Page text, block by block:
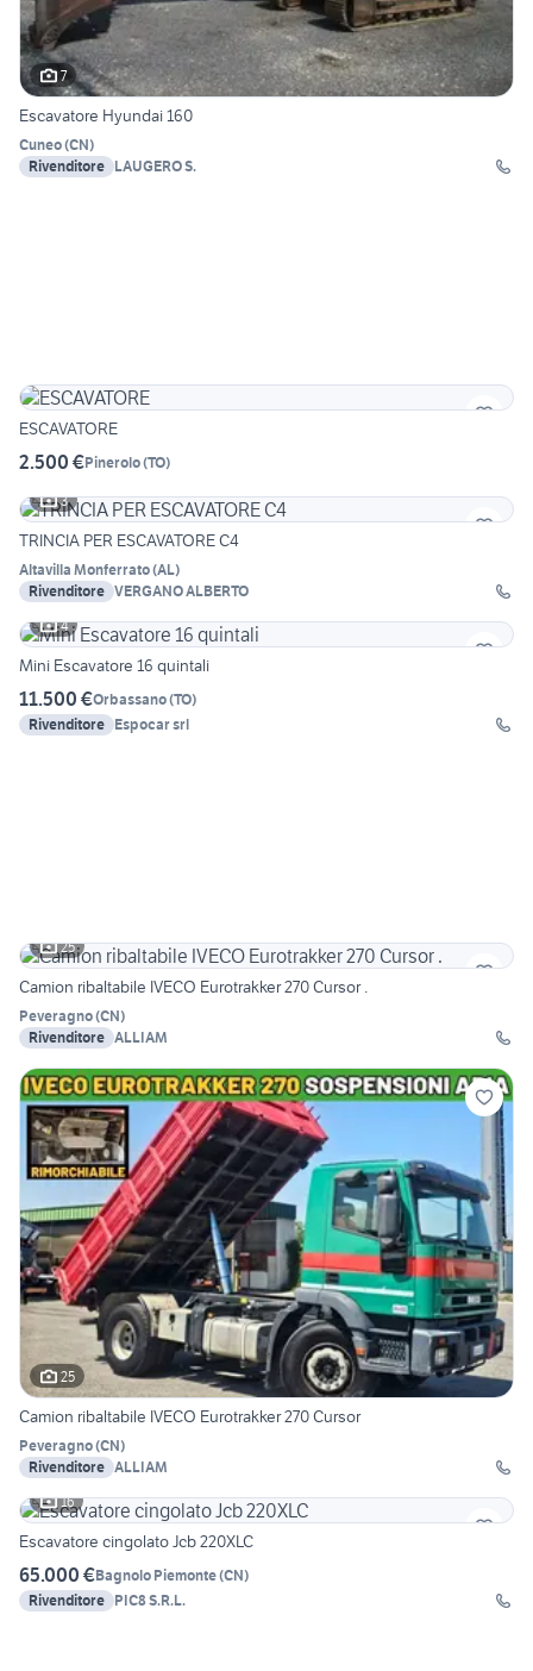
7
Escavatore Hyundai 160
Cuneo(CN)
Rivenditore LAUGERO S.
ESCAVATORE
2.500 €Pinerolo(TO)
3
TRINCIA PER ESCAVATORE C4
Altavilla Monferrato(AL)
Rivenditore VERGANO ALBERTO
4
Mini Escavatore 16 quintali
11.500 €Orbassano(TO)
Rivenditore Espocar srl
25
Camion ribaltabile IVECO Eurotrakker 270 Cursor .
Peveragno(CN)
Rivenditore ALLIAM
25
Camion ribaltabile IVECO Eurotrakker 270 Cursor
Peveragno(CN)
Rivenditore ALLIAM
16
Escavatore cingolato Jcb 220XLC
65.000 €Bagnolo Piemonte(CN)
Rivenditore PIC8 S.R.L.